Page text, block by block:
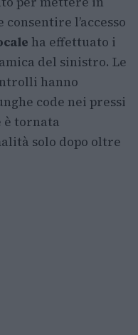
l’accesso
ha effettuato i
del sinistro. Le
hanno
code nei pressi
è tornata
solo dopo oltre